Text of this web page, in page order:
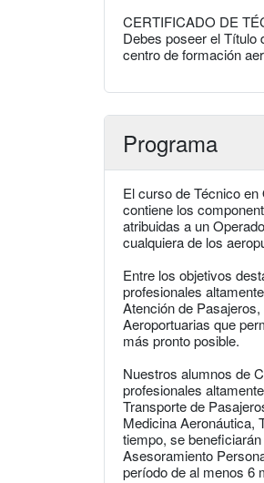
CERTIFICADO DE
Debes poseer el Título
centro de formación
Programa
El curso de Técnico
contiene los
atribuidas a un
cualquiera de los
Entre los objetivos
profesionales
Atención de
Aeroportuarias que
más pronto posible.
Nuestros alumnos de
profesionales
Transporte de
Medicina Aeronáutica,
tiempo, se
Asesoramiento
período de al menos 6